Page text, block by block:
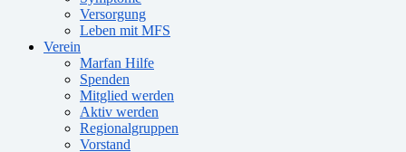
Versorgung
Leben mit MFS
Verein
Marfan Hilfe
Spenden
Mitglied werden
Aktiv werden
Regionalgruppen
Vorstand